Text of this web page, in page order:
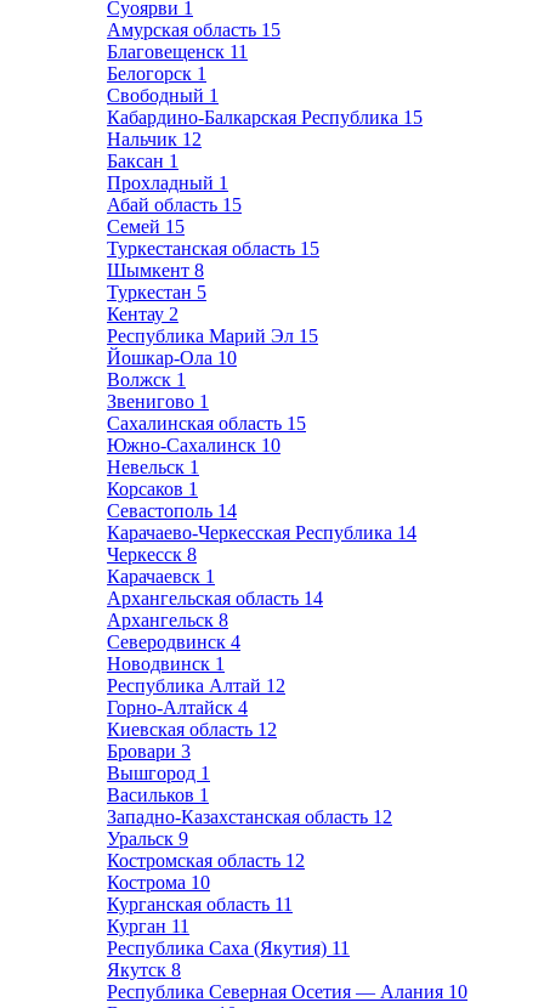
Суоярви 1
Амурская область 15
Благовещенск 11
Белогорск 1
Свободный 1
Кабардино-Балкарская Республика 15
Нальчик 12
Баксан 1
Прохладный 1
Абай область 15
Семей 15
Туркестанская область 15
Шымкент 8
Туркестан 5
Кентау 2
Республика Марий Эл 15
Йошкар-Ола 10
Волжск 1
Звенигово 1
Сахалинская область 15
Южно-Сахалинск 10
Невельск 1
Корсаков 1
Севастополь 14
Карачаево-Черкесская Республика 14
Черкесск 8
Карачаевск 1
Архангельская область 14
Архангельск 8
Северодвинск 4
Новодвинск 1
Республика Алтай 12
Горно-Алтайск 4
Киевская область 12
Бровари 3
Вышгород 1
Васильков 1
Западно-Казахстанская область 12
Уральск 9
Костромская область 12
Кострома 10
Курганская область 11
Курган 11
Республика Саха (Якутия) 11
Якутск 8
Республика Северная Осетия — Алания 10